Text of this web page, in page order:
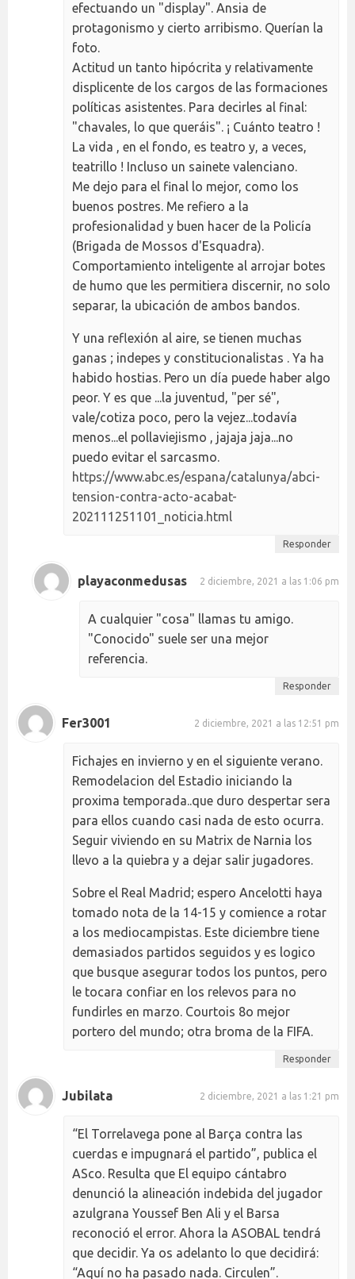
efectuando un "display". Ansia de
protagonismo y cierto arribismo. Querían la
foto.
Actitud un tanto hipócrita y relativamente
displicente de los cargos de las formaciones
políticas asistentes. Para decirles al final:
"chavales, lo que queráis". ¡ Cuánto teatro !
La vida , en el fondo, es teatro y, a veces,
teatrillo ! Incluso un sainete valenciano.
Me dejo para el final lo mejor, como los
buenos postres. Me refiero a la
profesionalidad y buen hacer de la Policía
(Brigada de Mossos d'Esquadra).
Comportamiento inteligente al arrojar botes
de humo que les permitiera discernir, no solo
separar, la ubicación de ambos bandos.
Y una reflexión al aire, se tienen muchas
ganas ; indepes y constitucionalistas . Ya ha
habido hostias. Pero un día puede haber algo
peor. Y es que ...la juventud, "per sé",
vale/cotiza poco, pero la vejez...todavía
menos...el pollaviejismo , jajaja jaja...no
puedo evitar el sarcasmo.
https://www.abc.es/espana/catalunya/abci-
tension-contra-acto-acabat-
202111251101_noticia.html
Responder
playaconmedusas 2 diciembre, 2021 a las 1:06 pm
A cualquier "cosa" llamas tu amigo.
"Conocido" suele ser una mejor
referencia.
Responder
Fer3001 2 diciembre, 2021 a las 12:51 pm
Fichajes en invierno y en el siguiente verano.
Remodelacion del Estadio iniciando la
proxima temporada..que duro despertar sera
para ellos cuando casi nada de esto ocurra.
Seguir viviendo en su Matrix de Narnia los
llevo a la quiebra y a dejar salir jugadores.
Sobre el Real Madrid; espero Ancelotti haya
tomado nota de la 14-15 y comience a rotar
a los mediocampistas. Este diciembre tiene
demasiados partidos seguidos y es logico
que busque asegurar todos los puntos, pero
le tocara confiar en los relevos para no
fundirles en marzo. Courtois 8o mejor
portero del mundo; otra broma de la FIFA.
Responder
Jubilata 2 diciembre, 2021 a las 1:21 pm
“El Torrelavega pone al Barça contra las
cuerdas e impugnará el partido”, publica el
ASco. Resulta que El equipo cántabro
denunció la alineación indebida del jugador
azulgrana Youssef Ben Ali y el Barsa
reconoció el error. Ahora la ASOBAL tendrá
que decidir. Ya os adelanto lo que decidirá:
“Aquí no ha pasado nada. Circulen”.